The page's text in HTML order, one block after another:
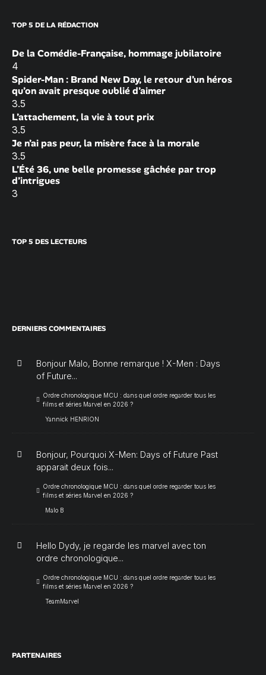
TOP 5 DE LA RÉDACTION
De la Comédie-Française, hommage jubilatoire
4
Spider-Man : Brand New Day, le retour d’un héros
qu’on avait presque oublié d’aimer
3.5
L’attachement, la vie à tout prix
3.5
Je n’ai pas peur, la misère face à la morale
3.5
L’Été 36, une belle promesse gâchée par trop
d’intrigues
3
TOP 5 DES LECTEURS
DERNIERS COMMENTAIRES
Bonjour Malo, Bonne remarque ! X-Men : Days
of Future...
Ordre chronologique MCU : dans quel ordre regarder tous les
films et séries Marvel en 2026 ?
Yannick HENRION
Bonjour, Pourquoi X-Men: Days of Future Past
apparait deux fois...
Ordre chronologique MCU : dans quel ordre regarder tous les
films et séries Marvel en 2026 ?
Malo B
Hello Dydy, je regarde les marvel avec ton
ordre chronologique...
Ordre chronologique MCU : dans quel ordre regarder tous les
films et séries Marvel en 2026 ?
TeamMarvel
PARTENAIRES